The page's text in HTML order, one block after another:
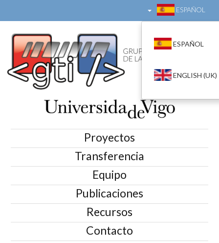
ESPAÑOL
ESPAÑOL
ENGLISH (UK)
Proyectos
Transferencia
Equipo
Publicaciones
Recursos
Contacto